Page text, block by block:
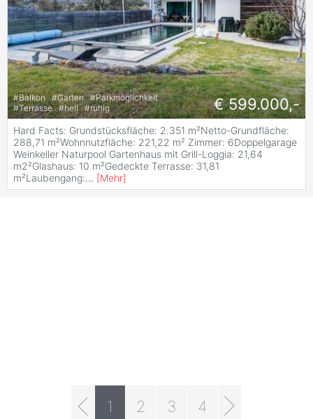
#Balkon #Garten #Parkmöglichkeit
#Terrasse #hell #ruhig € 599.000,-
Hard Facts: Grundstücksfläche: 2.351 m²Netto-Grundfläche:
288,71 m²Wohnnutzfläche: 221,22 m² Zimmer: 6Doppelgarage
Weinkeller Naturpool Gartenhaus mit Grill-Loggia: 21,64
m2²Glashaus: 10 m²Gedeckte Terrasse: 31,81
m²Laubengang:... [Mehr]
1 2 3 4